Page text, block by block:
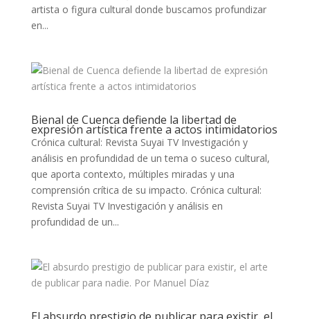
artista o figura cultural donde buscamos profundizar
en...
Bienal de Cuenca defiende la libertad de
expresión artística frente a actos intimidatorios
Crónica cultural: Revista Suyai TV Investigación y
análisis en profundidad de un tema o suceso cultural,
que aporta contexto, múltiples miradas y una
comprensión crítica de su impacto. Crónica cultural:
Revista Suyai TV Investigación y análisis en
profundidad de un...